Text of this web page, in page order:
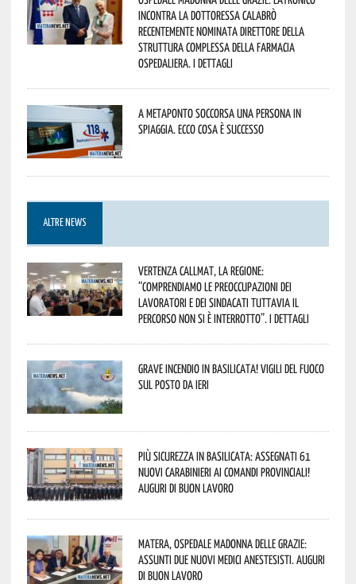
incontra la dottoressa Calabrò
recentemente nominata Direttore della
Struttura Complessa della Farmacia
Ospedaliera. I dettagli
A Metaponto soccorsa una persona in
spiaggia. Ecco cosa è successo
ALTRE NEWS
Vertenza CallMat, la Regione:
“comprendiamo le preoccupazioni dei
lavoratori e dei sindacati tuttavia il
percorso non si è interrotto”. I dettagli
Grave incendio in Basilicata! Vigili del fuoco
sul posto da ieri
Più sicurezza in Basilicata: assegnati 61
nuovi Carabinieri ai Comandi provinciali!
Auguri di buon lavoro
Matera, Ospedale Madonna delle Grazie:
assunti due nuovi medici anestesisti. Auguri
di buon lavoro